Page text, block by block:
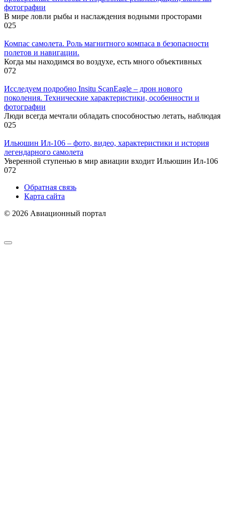
фотографии
В мире ловли рыбы и наслаждения водными просторами
025
Компас самолета. Роль магнитного компаса в безопасности
полетов и навигации.
Когда мы находимся во воздухе, есть много объективных
072
Исследуем подробно Insitu ScanEagle – дрон нового
поколения. Технические характеристики, особенности и
фотографии
Люди всегда мечтали обладать способностью летать, наблюдая
025
Ильюшин Ил-106 – фото, видео, характеристики и история
легендарного самолета
Уверенной ступенью в мир авиации входит Ильюшин Ил-106
072
Обратная связь
Карта сайта
© 2026 Авиационный портал